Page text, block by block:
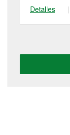
Detalles
|